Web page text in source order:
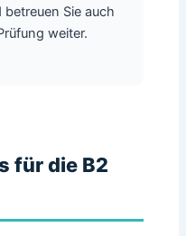
Sie auch
weiter.
für die B2